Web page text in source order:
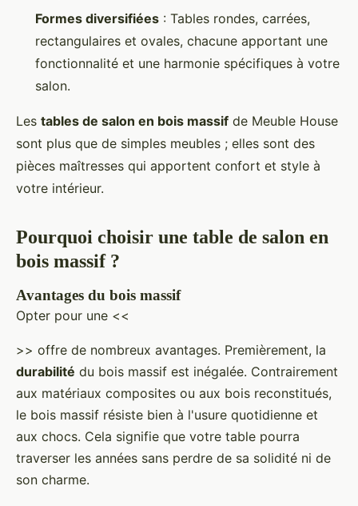
Formes diversifiées : Tables rondes, carrées,
rectangulaires et ovales, chacune apportant une
fonctionnalité et une harmonie spécifiques à votre
salon.
Les tables de salon en bois massif de Meuble House
sont plus que de simples meubles ; elles sont des
pièces maîtresses qui apportent confort et style à
votre intérieur.
Pourquoi choisir une table de salon en
bois massif ?
Avantages du bois massif
Opter pour une <<
>> offre de nombreux avantages. Premièrement, la
durabilité du bois massif est inégalée. Contrairement
aux matériaux composites ou aux bois reconstitués,
le bois massif résiste bien à l'usure quotidienne et
aux chocs. Cela signifie que votre table pourra
traverser les années sans perdre de sa solidité ni de
son charme.